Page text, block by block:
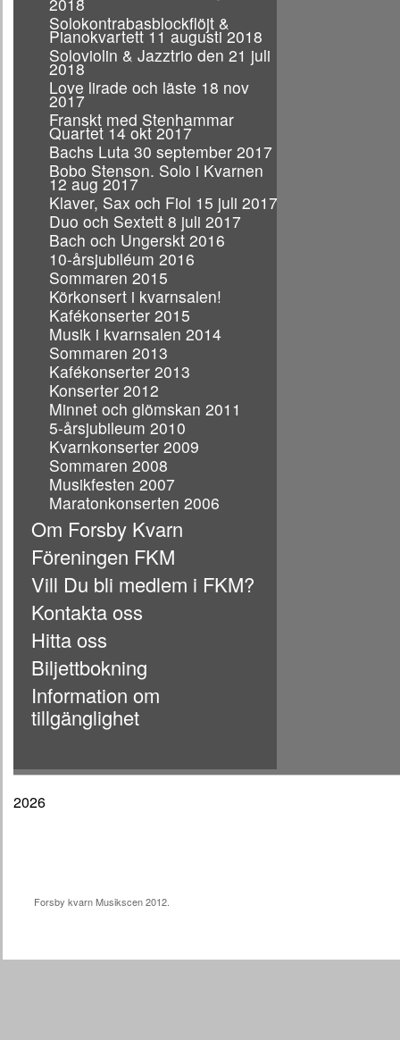
Solokontrabasblockflöjt &
Pianokvartett 11 augusti 2018
Soloviolin & Jazztrio den 21 juli
2018
Love lirade och läste 18 nov
2017
Franskt med Stenhammar
Quartet 14 okt 2017
Bachs Luta 30 september 2017
Bobo Stenson. Solo i Kvarnen
12 aug 2017
Klaver, Sax och Fiol 15 juli 2017
Duo och Sextett 8 juli 2017
Bach och Ungerskt 2016
10-årsjubiléum 2016
Sommaren 2015
Körkonsert i kvarnsalen!
Kafékonserter 2015
Musik i kvarnsalen 2014
Sommaren 2013
Kafékonserter 2013
Konserter 2012
Minnet och glömskan 2011
5-årsjubileum 2010
Kvarnkonserter 2009
Sommaren 2008
Musikfesten 2007
Maratonkonserten 2006
Om Forsby Kvarn
Föreningen FKM
Vill Du bli medlem i FKM?
Kontakta oss
Hitta oss
Biljettbokning
Information om
tillgänglighet
2026
Forsby kvarn Musikscen 2012.